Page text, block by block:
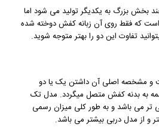
بخش بزرگ به یکدیگر تولید می شود اما
که فقط روی آن زبانه کفش دوخته شده
تفاوت این دو را بهتر متوجه شوید.
و مشخصه اصلی آن داشتن یک یا دو
به بدنه کفش متصل میگردد. مدل تک
می باشد و به طور کلی میزان رسمی
و از مدل دربی بیشتر می باشد.